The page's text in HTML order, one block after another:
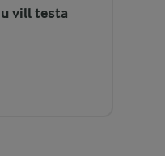
vill testa